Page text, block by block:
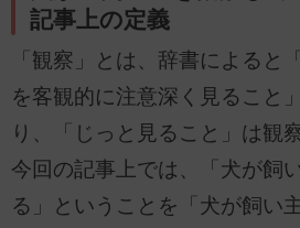
記事上の定義
「観察」とは、辞書によると
を客観的に注意深く見ること
り、「じっと見ること」は観
今回の記事上では、「犬が飼
る」ということを「犬が飼い